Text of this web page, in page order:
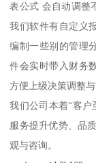
表公式 会自动调整
我们软件有自定义
编制一些别的管理
件会实时带入财务
方便上级决策调整与
我们公司本着“客户
服务提升优势、品
观与咨询。